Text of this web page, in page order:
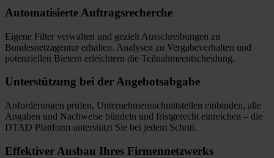
Automatisierte Auftragsrecherche
Eigene Filter verwalten und gezielt Ausschreibungen zu
Bundesnetzagentur erhalten. Analysen zu Vergabeverhalten und
potenziellen Bietern erleichtern die Teilnahmeentscheidung.
Unterstützung bei der Angebotsabgabe
Anforderungen prüfen, Unternehmensschnittstellen einbinden, alle
Angaben und Nachweise bündeln und fristgerecht einreichen – die
DTAD Plattform unterstützt Sie bei jedem Schritt.
Effektiver Ausbau Ihres Firmennetzwerks